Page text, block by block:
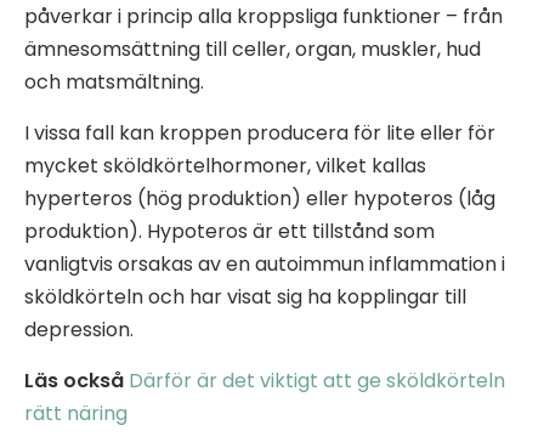
påverkar i princip alla kroppsliga funktioner – från
ämnesomsättning till celler, organ, muskler, hud
och matsmältning.
I vissa fall kan kroppen producera för lite eller för
mycket sköldkörtelhormoner, vilket kallas
hyperteros (hög produktion) eller hypoteros (låg
produktion). Hypoteros är ett tillstånd som
vanligtvis orsakas av en autoimmun inflammation i
sköldkörteln och har visat sig ha kopplingar till
depression.
Läs också Därför är det viktigt att ge sköldkörteln
rätt näring